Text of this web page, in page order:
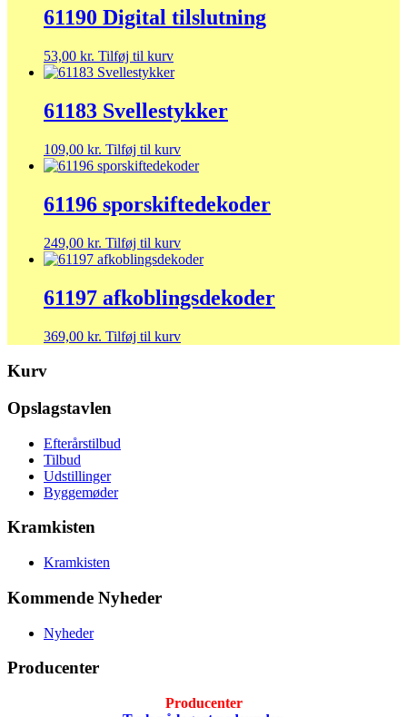
61190 Digital tilslutning
53,00 kr. Tilføj til kurv
61183 Svellestykker
109,00 kr. Tilføj til kurv
61196 sporskiftedekoder
249,00 kr. Tilføj til kurv
61197 afkoblingsdekoder
369,00 kr. Tilføj til kurv
Kurv
Opslagstavlen
Efterårstilbud
Tilbud
Udstillinger
Byggemøder
Kramkisten
Kramkisten
Kommende Nyheder
Nyheder
Producenter
Producenter